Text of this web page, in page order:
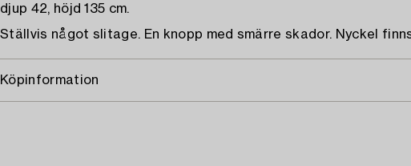
djup 42, höjd 135 cm.
Ställvis något slitage. En knopp med smärre skador. Nyckel
Köpinformation